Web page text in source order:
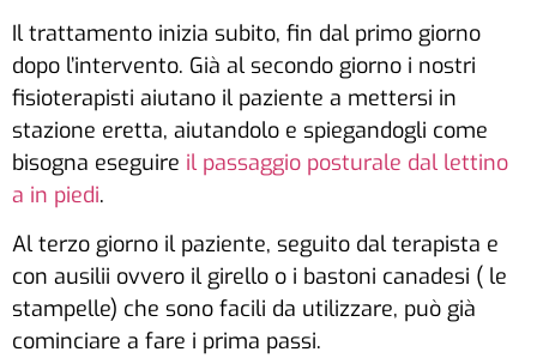
Il trattamento inizia subito, fin dal primo giorno
dopo l’intervento. Già al secondo giorno i nostri
fisioterapisti aiutano il paziente a mettersi in
stazione eretta, aiutandolo e spiegandogli come
bisogna eseguire il passaggio posturale dal lettino
a in piedi.
Al terzo giorno il paziente, seguito dal terapista e
con ausilii ovvero il girello o i bastoni canadesi ( le
stampelle) che sono facili da utilizzare, può già
cominciare a fare i prima passi.